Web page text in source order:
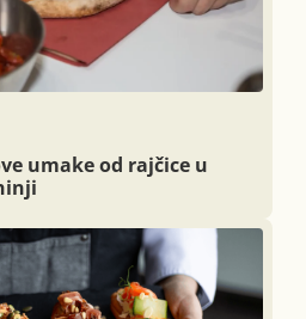
umake od rajčice u